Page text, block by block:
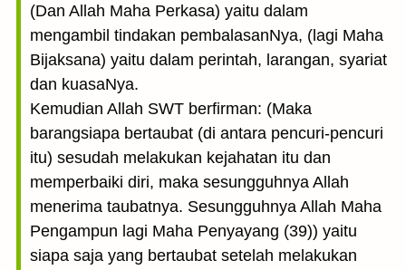
(Dan Allah Maha Perkasa) yaitu dalam
mengambil tindakan pembalasanNya, (lagi Maha
Bijaksana) yaitu dalam perintah, larangan, syariat
dan kuasaNya.
Kemudian Allah SWT berfirman: (Maka
barangsiapa bertaubat (di antara pencuri-pencuri
itu) sesudah melakukan kejahatan itu dan
memperbaiki diri, maka sesungguhnya Allah
menerima taubatnya. Sesungguhnya Allah Maha
Pengampun lagi Maha Penyayang (39)) yaitu
siapa saja yang bertaubat setelah melakukan